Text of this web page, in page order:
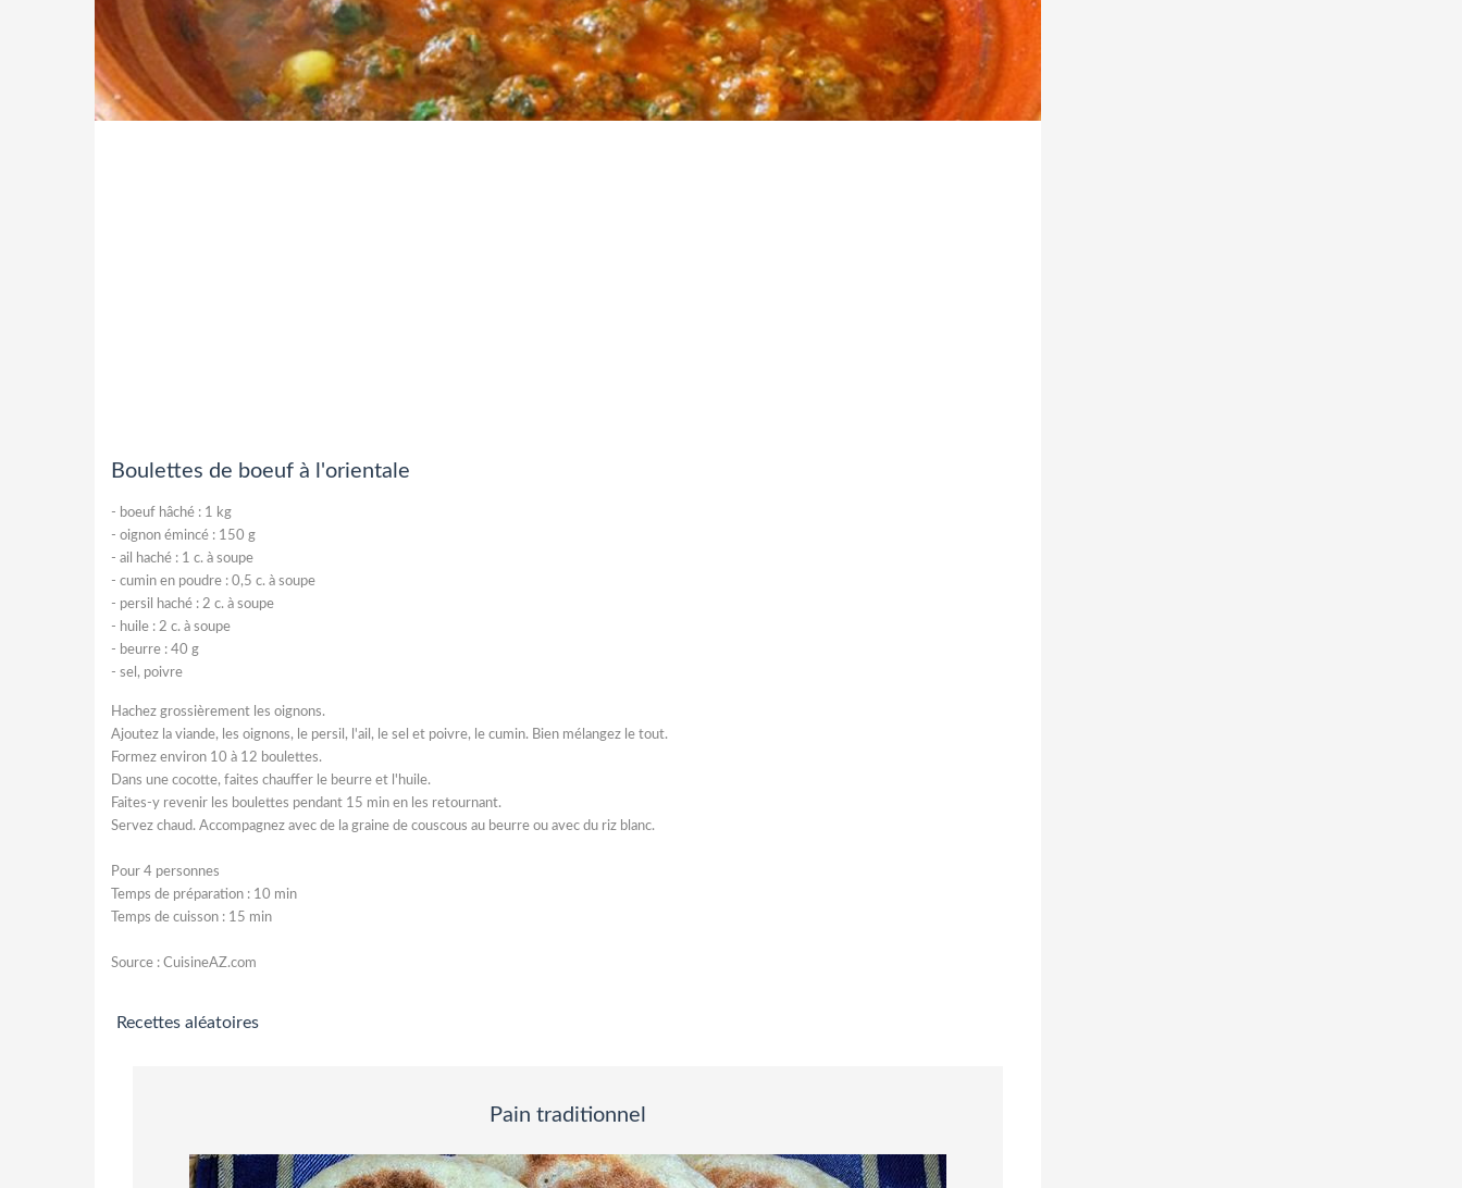
Boulettes de boeuf à l'orientale
- boeuf hâché : 1 kg
- oignon émincé : 150 g
- ail haché : 1 c. à soupe
- cumin en poudre : 0,5 c. à soupe
- persil haché : 2 c. à soupe
- huile : 2 c. à soupe
- beurre : 40 g
- sel, poivre
Hachez grossièrement les oignons.
Ajoutez la viande, les oignons, le persil, l'ail, le sel et poivre, le cumin. Bien mélangez le tout.
Formez environ 10 à 12 boulettes.
Dans une cocotte, faites chauffer le beurre et l'huile.
Faites-y revenir les boulettes pendant 15 min en les retournant.
Servez chaud. Accompagnez avec de la graine de couscous au beurre ou avec du riz blanc.
Pour 4 personnes
Temps de préparation : 10 min
Temps de cuisson : 15 min
Source : CuisineAZ.com
Recettes aléatoires
Pain traditionnel